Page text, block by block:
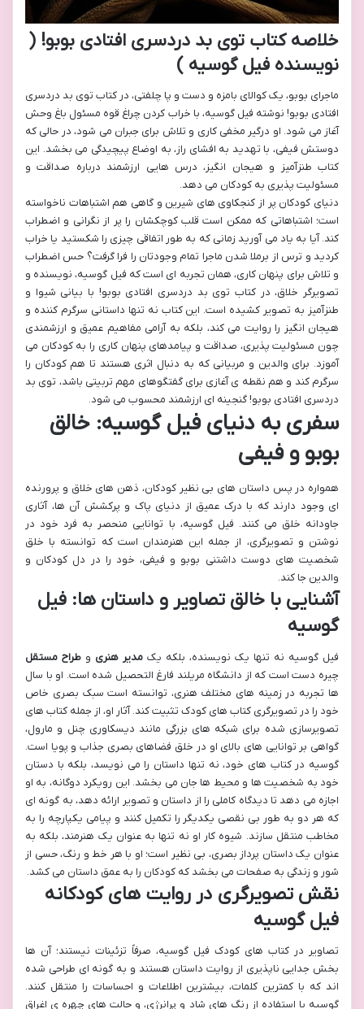
خلاصه کتاب توی بد دردسری افتادی بوبو! (
نویسنده فیل گوسیه )
ماجرای بوبو، یک کوالای بامزه و دست و پا چلفتی، در کتاب توی بد دردسری
افتادی بوبو! نوشته فیل گوسیه، با خراب کردن چراغ قوه مسئول باغ وحش
آغاز می شود. او درگیر مخفی کاری و تلاش برای جبران می شود، در حالی که
دوستش فیفی، با تهدید به افشای راز، به اوضاع پیچیدگی می بخشد. این
کتاب طنزآمیز و هیجان انگیز، درس هایی ارزشمند درباره صداقت و
مسئولیت پذیری به کودکان می دهد.
دنیای کودکان پر از کنجکاوی های شیرین و گاهی هم اشتباهات ناخواسته
است؛ اشتباهاتی که ممکن است قلب کوچکشان را پر از نگرانی و اضطراب
کند. آیا به یاد می آورید زمانی که به طور اتفاقی چیزی را شکستید یا خراب
کردید و ترس از برملا شدن ماجرا تمام وجودتان را فرا گرفت؟ حس اضطراب
و تلاش برای پنهان کاری، همان تجربه ای است که فیل گوسیه، نویسنده و
تصویرگر خلاق، در کتاب توی بد دردسری افتادی بوبو! با بیانی شیوا و
طنزآمیز به تصویر کشیده است. این کتاب نه تنها داستانی سرگرم کننده و
هیجان انگیز را روایت می کند، بلکه به آرامی مفاهیم عمیق و ارزشمندی
چون مسئولیت پذیری، صداقت و پیامدهای پنهان کاری را به کودکان می
آموزد. برای والدین و مربیانی که به دنبال اثری هستند تا هم کودکان را
سرگرم کند و هم نقطه ی آغازی برای گفتگوهای مهم تربیتی باشد، توی بد
دردسری افتادی بوبو! گنجینه ای ارزشمند محسوب می شود.
سفری به دنیای فیل گوسیه: خالق
بوبو و فیفی
همواره در پس داستان های بی نظیر کودکان، ذهن های خلاق و پرورنده
ای وجود دارند که با درک عمیق از دنیای پاک و پرکشش آن ها، آثاری
جاودانه خلق می کنند. فیل گوسیه، با توانایی منحصر به فرد خود در
نوشتن و تصویرگری، از جمله این هنرمندان است که توانسته با خلق
شخصیت های دوست داشتنی بوبو و فیفی، خود را در دل کودکان و
والدین جا کند.
آشنایی با خالق تصاویر و داستان ها: فیل
گوسیه
فیل گوسیه نه تنها یک نویسنده، بلکه یک مدیر هنری و طراح مستقل
چیره دست است که از دانشگاه مریلند فارغ التحصیل شده است. او با سال
ها تجربه در زمینه های مختلف هنری، توانسته است سبک بصری خاص
خود را در تصویرگری کتاب های کودک تثبیت کند. آثار او، از جمله کتاب های
تصویرسازی شده برای شبکه های بزرگی مانند دیسکاوری چنل و مارول،
گواهی بر توانایی های بالای او در خلق فضاهای بصری جذاب و پویا است.
گوسیه در کتاب های خود، نه تنها داستان را می نویسد، بلکه با دستان
خود به شخصیت ها و محیط ها جان می بخشد. این رویکرد دوگانه، به او
اجازه می دهد تا دیدگاه کاملی را از داستان و تصویر ارائه دهد، به گونه ای
که هر دو به طور بی نقصی یکدیگر را تکمیل کنند و پیامی یکپارچه را به
مخاطب منتقل سازند. شیوه کار او نه تنها به عنوان یک هنرمند، بلکه به
عنوان یک داستان پرداز بصری، بی نظیر است؛ او با هر خط و رنگ، حسی از
شور و زندگی به صفحات می بخشد که کودکان را به عمق داستان می کشد.
نقش تصویرگری در روایت های کودکانه
فیل گوسیه
تصاویر در کتاب های کودک فیل گوسیه، صرفاً تزئینات نیستند؛ آن ها
بخش جدایی ناپذیری از روایت داستان هستند و به گونه ای طراحی شده
اند که با کمترین کلمات، بیشترین اطلاعات و احساسات را منتقل کنند.
گوسیه با استفاده از رنگ های شاد و پرانرژی، و حالت های چهره ی اغراق